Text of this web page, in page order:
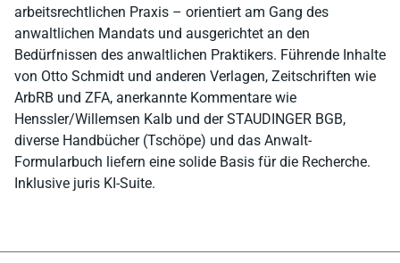
arbeitsrechtlichen Praxis – orientiert am Gang des
anwaltlichen Mandats und ausgerichtet an den
Bedürfnissen des anwaltlichen Praktikers. Führende Inhalte
von Otto Schmidt und anderen Verlagen, Zeitschriften wie
ArbRB und ZFA, anerkannte Kommentare wie
Henssler/Willemsen Kalb und der STAUDINGER BGB,
diverse Handbücher (Tschöpe) und das Anwalt-
Formularbuch liefern eine solide Basis für die Recherche.
Inklusive juris KI-Suite.